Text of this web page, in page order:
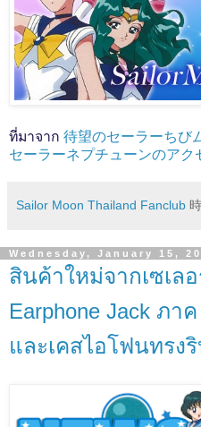
ที่มาจาก 待望のセーラーちび
セーラーネプチューンのアク
Sailor Moon Thailand Fanclub
Wednesday, January 15,
สินค้าใหม่จากเซเล
Earphone Jack ภา
และเคสไอโฟนทรง